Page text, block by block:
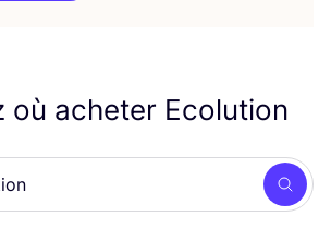
où acheter Ecolution